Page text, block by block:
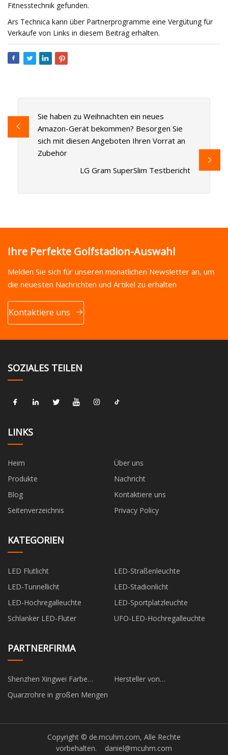
Fitnesstechnik gefunden.
Ars Technica kann über Partnerprogramme eine Vergütung für
Verkäufe von Links in diesem Beitrag erhalten.
Sie haben zu Weihnachten ein neues
Amazon-Gerät bekommen? Besorgen Sie
sich mit diesen Angeboten Ihren Vorrat an
Zubehör
LG Gram SuperSlim Testbericht
Ihre Perfekte Golfstadion-Auswahl
Melden Sie sich für unseren monatlichen Newsletter an, um
die neuesten Nachrichten und Artikel zu erhalten
Kontaktiere uns
SOZIALES TEILEN
LINKS
Heim
Über uns
Produkte
Nachricht
Blog
Kontaktiere uns
Seitenverzeichnis
Privacy Policy
KATEGORIEN
LED Flutlicht
LED-Straßenleuchte
LED-Tunnellicht
LED-Stadionlicht
LED-Hochregalleuchte
LED-Sportplatzleuchte
Schlanker LED-Fluter
UFO-LED-Hochregalleuchte
PARTNERFIRMA
Shenzhen Xingwei Farbe
Hersteller von
Quarzrohre in großen Mengen
Copyright © de.mcuhm.com, Alle Rechte
vorbehalten. daniel@mcuhm.com